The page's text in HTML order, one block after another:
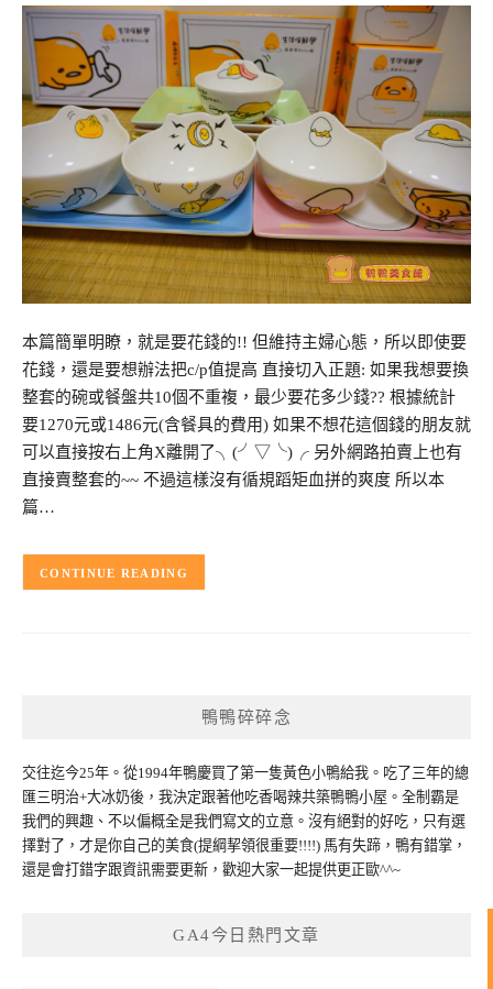
本篇簡單明瞭，就是要花錢的!! 但維持主婦心態，所以即使要
花錢，還是要想辦法把c/p值提高 直接切入正題: 如果我想要換
整套的碗或餐盤共10個不重複，最少要花多少錢?? 根據統計
要1270元或1486元(含餐具的費用) 如果不想花這個錢的朋友就
可以直接按右上角X離開了╮(╯▽╰)╭ 另外網路拍賣上也有
直接賣整套的~~ 不過這樣沒有循規蹈矩血拼的爽度 所以本
篇…
CONTINUE READING
鴨鴨碎碎念
交往迄今25年。從1994年鴨慶買了第一隻黃色小鴨給我。吃了三年的總
匯三明治+大冰奶後，我決定跟著他吃香喝辣共築鴨鴨小屋。全制霸是
我們的興趣、不以偏概全是我們寫文的立意。沒有絕對的好吃，只有選
擇對了，才是你自己的美食(提綱挈領很重要!!!!) 馬有失蹄，鴨有錯掌，
還是會打錯字跟資訊需要更新，歡迎大家一起提供更正歐^^~
GA4今日熱門文章